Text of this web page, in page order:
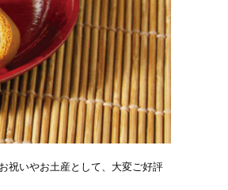
祝いやお土産として、大変ご好評